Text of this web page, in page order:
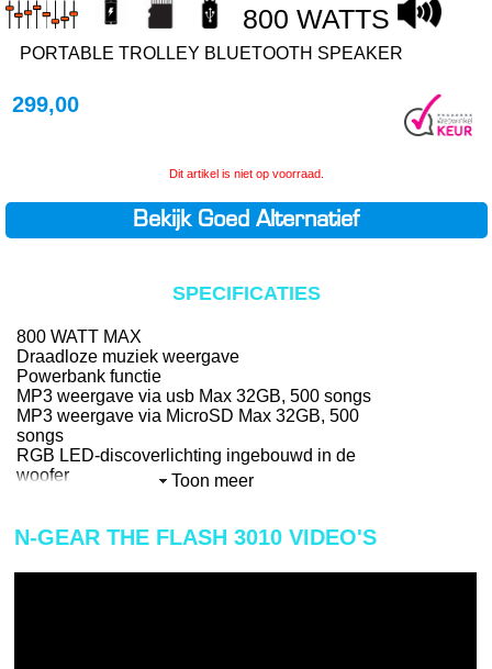
800 WATTS
PORTABLE TROLLEY BLUETOOTH SPEAKER
299,00
Dit artikel is niet op voorraad.
Bekijk Goed Alternatief
SPECIFICATIES
800 WATT MAX
Draadloze muziek weergave
Powerbank functie
MP3 weergave via usb Max 32GB, 500 songs
MP3 weergave via MicroSD Max 32GB, 500
songs
RGB LED-discoverlichting ingebouwd in de
woofer
Ingang DC 15V,2A
Gewicht: 189000 gr
Toon meer
N-GEAR THE FLASH 3010 VIDEO'S